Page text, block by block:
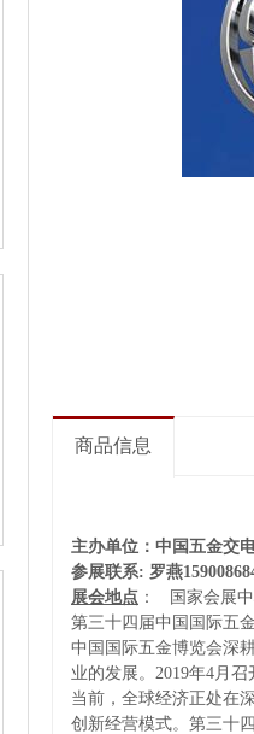
商品信息
主办单位：中国五金交
参展联系: 罗燕
展会地点 ：
国家会展
第三十四 届中国国际五
中国国际五金博览会深
业的发展。2019年4月召
当前，全球经济正处在
创新经营模式。第三十